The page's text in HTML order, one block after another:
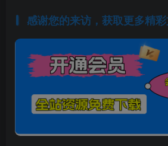
感谢您的来访，获取更多精彩